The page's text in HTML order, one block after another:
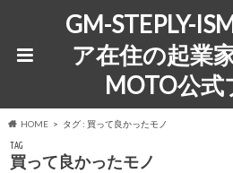
GM-STEPLY-
ア在住の起業
MOTO公式
HOME タグ : 買って良かったモノ
TAG
買って良かったモノ